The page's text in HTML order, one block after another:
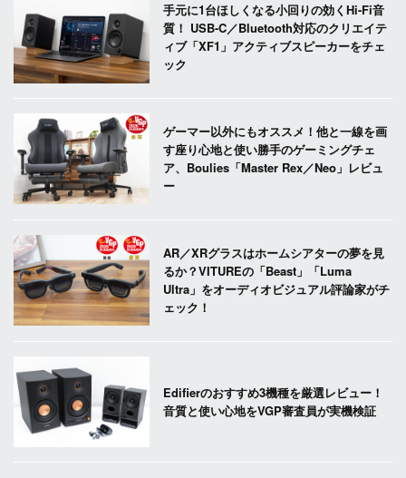
手元に1台ほしくなる小回りの効くHi-Fi音
質！ USB-C／Bluetooth対応のクリエイテ
ィブ「XF1」アクティブスピーカーをチェ
ック
ゲーマー以外にもオススメ！他と一線を画
す座り心地と使い勝手のゲーミングチェ
ア、Boulies「Master Rex／Neo」レビュ
ー
AR／XRグラスはホームシアターの夢を見
るか？VITUREの「Beast」「Luma
Ultra」をオーディオビジュアル評論家がチ
ェック！
Edifierのおすすめ3機種を厳選レビュー！
音質と使い心地をVGP審査員が実機検証